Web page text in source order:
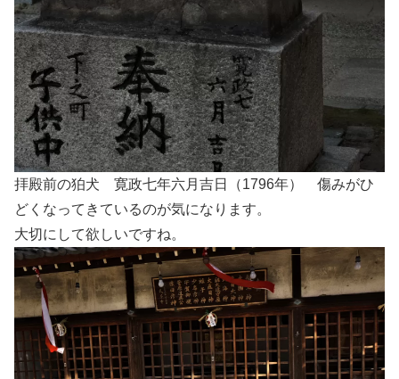
拝殿前の狛犬 寛政七年六月吉日（1796年） 傷みがひ
どくなってきているのが気になります。
大切にして欲しいですね。